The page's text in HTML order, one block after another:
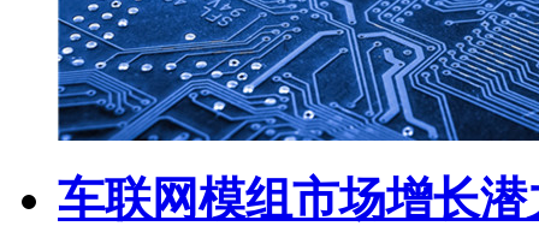
车联网模组市场增长